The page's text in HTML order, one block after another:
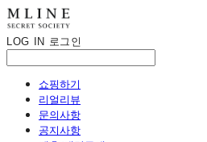
LOG IN 로그인
쇼핑하기
리얼리뷰
문의사항
공지사항